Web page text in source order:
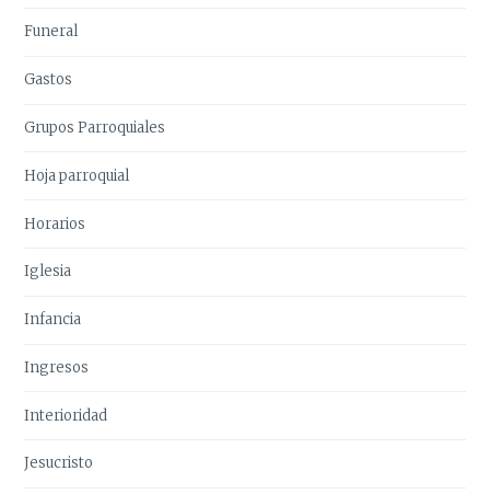
Funeral
Gastos
Grupos Parroquiales
Hoja parroquial
Horarios
Iglesia
Infancia
Ingresos
Interioridad
Jesucristo